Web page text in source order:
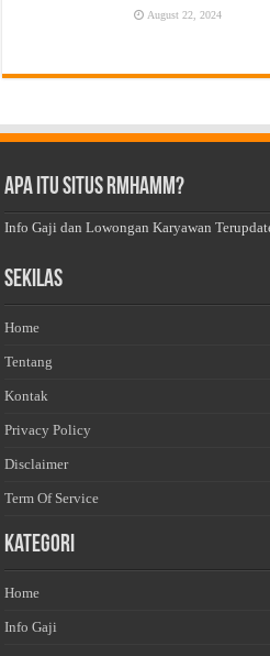
August 22, 2024
Apa Itu Situs Rmhamm?
Info Gaji dan Lowongan Karyawan
Sekilas
Home
Tentang
Kontak
Privacy Policy
Disclaimer
Term Of Service
Kategori
Home
Info Gaji